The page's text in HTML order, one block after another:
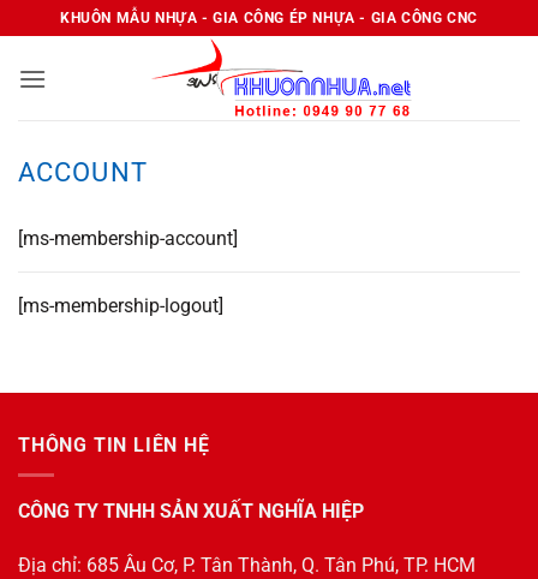
qua
nội
KHUÔN MẪU NHỰA - GIA CÔNG ÉP NHỰA - GIA CÔNG CNC
ACCOUNT
[ms-membership-account]
[ms-membership-logout]
THÔNG TIN LIÊN HỆ
CÔNG TY TNHH SẢN XUẤT NGHĨA HIỆP
Địa chỉ: 685 Âu Cơ, P. Tân Thành, Q. Tân Phú, TP. HCM